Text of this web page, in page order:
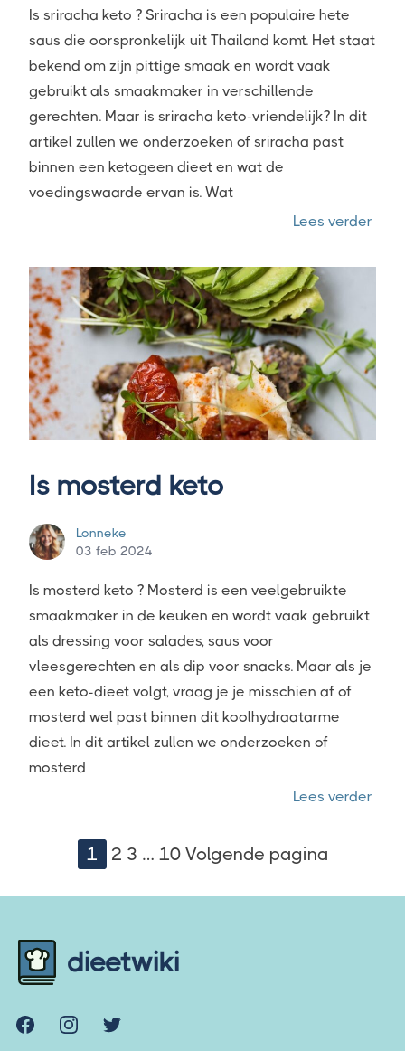
Is sriracha keto ? Sriracha is een populaire hete
saus die oorspronkelijk uit Thailand komt. Het staat
bekend om zijn pittige smaak en wordt vaak
gebruikt als smaakmaker in verschillende
gerechten. Maar is sriracha keto-vriendelijk? In dit
artikel zullen we onderzoeken of sriracha past
binnen een ketogeen dieet en wat de
voedingswaarde ervan is. Wat
Lees verder
Is mosterd keto
Lonneke
03 feb 2024
Is mosterd keto ? Mosterd is een veelgebruikte
smaakmaker in de keuken en wordt vaak gebruikt
als dressing voor salades, saus voor
vleesgerechten en als dip voor snacks. Maar als je
een keto-dieet volgt, vraag je je misschien af of
mosterd wel past binnen dit koolhydraatarme
dieet. In dit artikel zullen we onderzoeken of
mosterd
Lees verder
Berichten1 2 3 … 10 Volgende pagina
dieetwiki
FacebookInstagramTwitter